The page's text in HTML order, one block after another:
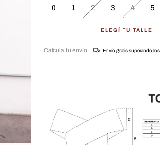
0 1 2 3 4 5
ELEGÍ TU TALLE
Calcula tu envío Envío gratissuperando los